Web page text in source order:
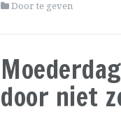
Door te geven
door niet